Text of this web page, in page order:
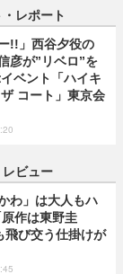
レポート
!!」西谷夕役の
彦が”リベロ”を
ベント「ハイキ
コート」東京会
レビュー
わ」は大人もハ
作は東野圭
飛び交う仕掛けが